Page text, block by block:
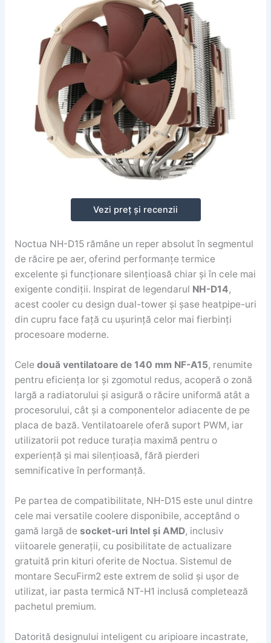
Vezi preț și recenzii
Noctua NH-D15 rămâne un reper absolut în segmentul
de răcire pe aer, oferind performanțe termice
excelente și funcționare silențioasă chiar și în cele mai
exigente condiții. Inspirat de legendarul NH-D14,
acest cooler cu design dual-tower și șase heatpipe-uri
din cupru face față cu ușurință celor mai fierbinți
procesoare moderne.
Cele două ventilatoare de 140 mm NF-A15, renumite
pentru eficiența lor și zgomotul redus, acoperă o zonă
largă a radiatorului și asigură o răcire uniformă atât a
procesorului, cât și a componentelor adiacente de pe
placa de bază. Ventilatoarele oferă suport PWM, iar
utilizatorii pot reduce turația maximă pentru o
experiență și mai silențioasă, fără pierderi
semnificative în performanță.
Pe partea de compatibilitate, NH-D15 este unul dintre
cele mai versatile coolere disponibile, acceptând o
gamă largă de socket-uri Intel și AMD, inclusiv
viitoarele generații, cu posibilitate de actualizare
gratuită prin kituri oferite de Noctua. Sistemul de
montare SecuFirm2 este extrem de solid și ușor de
utilizat, iar pasta termică NT-H1 inclusă completează
pachetul premium.
Datorită designului inteligent cu aripioare incastrate,